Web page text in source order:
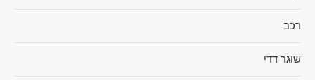
רכב
שוגר דדי